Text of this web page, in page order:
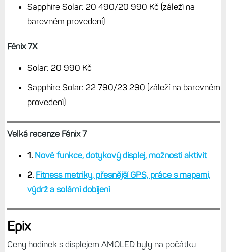
Sapphire Solar: 20 490/20 990 Kč (záleží na
barevném provedení)
Fénix 7X
Solar: 20 990 Kč
Sapphire Solar: 22 790/23 290 (záleží na barevném
provedení)
Velká recenze Fénix 7
1. Nové funkce, dotykový displej, možnosti aktivit
2. Fitness metriky, přesnější GPS, práce s mapami,
výdrž a solární dobíjení
Epix
Ceny hodinek s displejem AMOLED byly na počátku